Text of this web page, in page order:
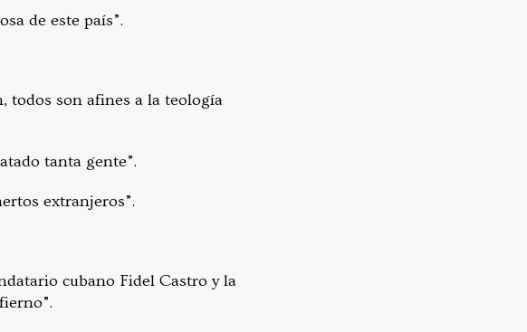
de este país”.
todos son afines a la teología
tanta gente”.
extranjeros”.
cubano Fidel Castro y la